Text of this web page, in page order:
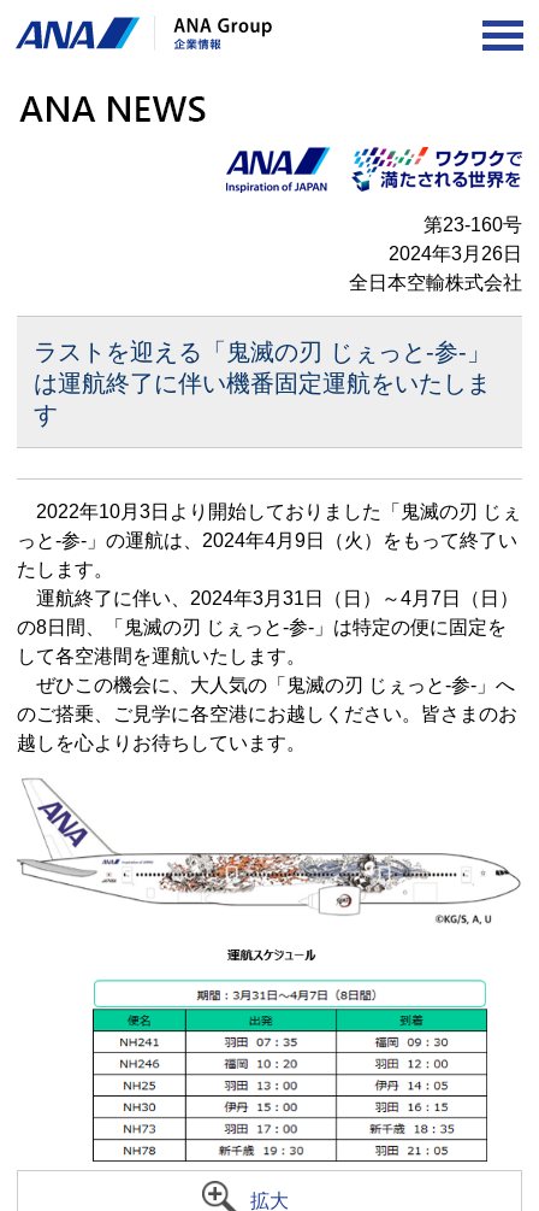
第23-160号
2024年3月26日
全日本空輸株式会社
ラストを迎える「鬼滅の刃 じぇっと-参-」
は運航終了に伴い機番固定運航をいたしま
す
2022年10月3日より開始しておりました「鬼滅の刃 じぇ
っと-参-」の運航は、2024年4月9日（火）をもって終了い
たします。
運航終了に伴い、2024年3月31日（日）～4月7日（日）
の8日間、「鬼滅の刃 じぇっと-参-」は特定の便に固定を
して各空港間を運航いたします。
ぜひこの機会に、大人気の「鬼滅の刃 じぇっと-参-」へ
のご搭乗、ご見学に各空港にお越しください。皆さまのお
越しを心よりお待ちしています。
拡大